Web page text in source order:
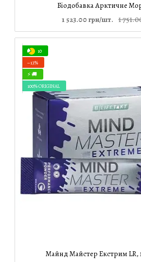
Біодобавка Арктичне
1
1 523.00 грн/шт.
10
−13%
⚡ 🚚
100% ORIGINAL
Майнд Майстер Екстрим LR,